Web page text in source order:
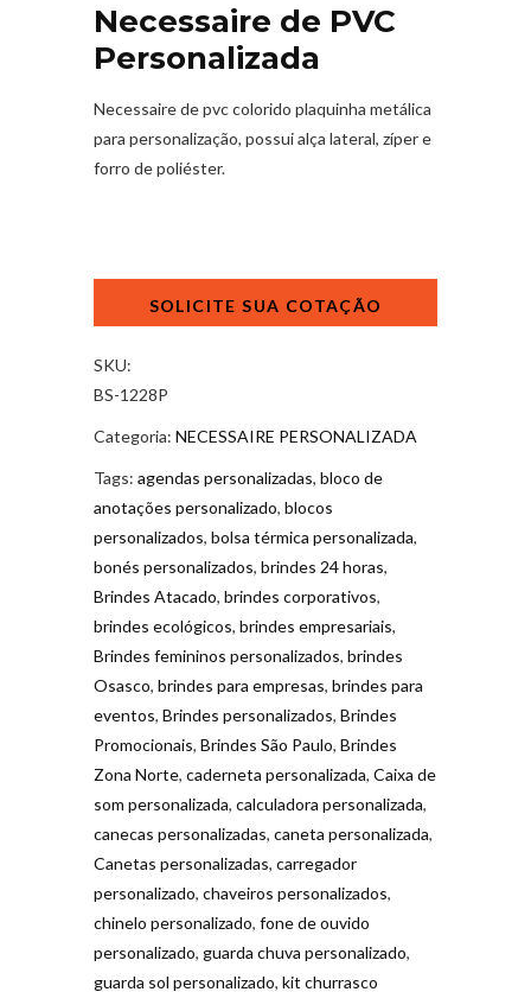
Necessaire de PVC
Personalizada
Necessaire de pvc colorido plaquinha metálica
para personalização, possui alça lateral, zíper e
forro de poliéster.
quantidade
SKU:
BS-1228P
Categoria: NECESSAIRE PERSONALIZADA
Tags: agendas personalizadas, bloco de
anotações personalizado, blocos
personalizados, bolsa térmica personalizada,
bonés personalizados, brindes 24 horas,
Brindes Atacado, brindes corporativos,
brindes ecológicos, brindes empresariais,
Brindes femininos personalizados, brindes
Osasco, brindes para empresas, brindes para
eventos, Brindes personalizados, Brindes
Promocionais, Brindes São Paulo, Brindes
Zona Norte, caderneta personalizada, Caixa de
som personalizada, calculadora personalizada,
canecas personalizadas, caneta personalizada,
Canetas personalizadas, carregador
personalizado, chaveiros personalizados,
chinelo personalizado, fone de ouvido
personalizado, guarda chuva personalizado,
guarda sol personalizado, kit churrasco